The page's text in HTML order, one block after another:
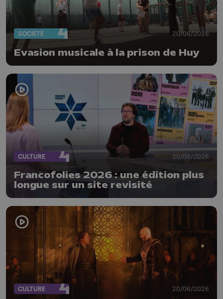
SOCIÉTÉ 20/06/2026
Evasion musicale à la prison de Huy
CULTURE 20/06/2026
Francofolies 2026 : une édition plus
longue sur un site revisité
CULTURE 20/06/2026